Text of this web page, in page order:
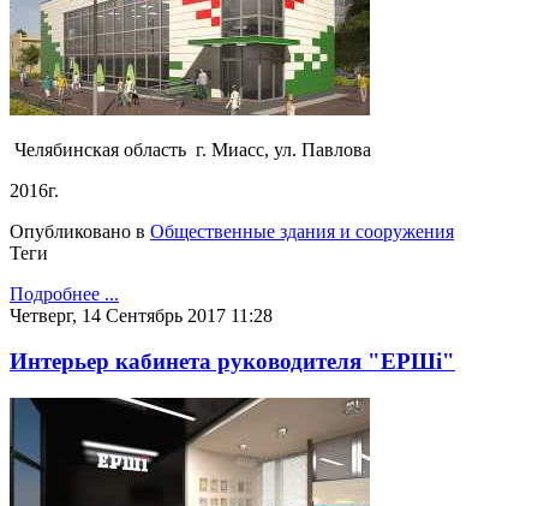
Челябинская область г. Миасс, ул. Павлова
2016г.
Опубликовано в Общественные здания и сооружения
Теги
Подробнее ...
Четверг, 14 Сентябрь 2017 11:28
Интерьер кабинета руководителя "ЕРШi"